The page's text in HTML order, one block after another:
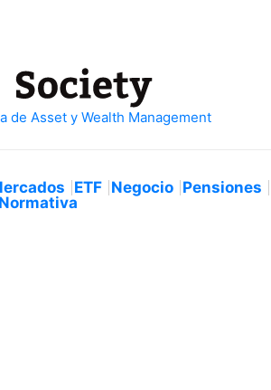
ETF Negocio Pensiones
Normativa